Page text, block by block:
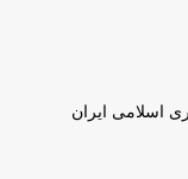
اسلامی ایران